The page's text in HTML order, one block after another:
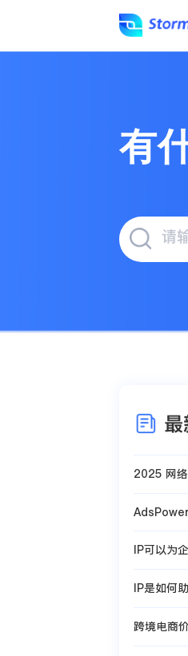
有
2025 网
Vmcard
＋豪礼抽奖
IP可以为
IP是如何
跨境电商